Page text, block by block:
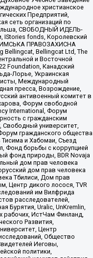
христианское
Предприятий,
сеть организаций по
СВОБОДНЫЙ ИДЕЛЬ-
IStories fonds, Королевский
ПРАВОЗАХИСНА
Bellingcat, Bellingcat Ltd, The
и Восточной
Foundation, Канадский
Лорье, Украинская
Международный
пресса, Возрождение,
антивоенный комитет в
Форум свободной
International, Форум
с гражданским
Свободный университет,
гражданского общества
и Хабомаи, Съезд
Фонд борьбы с коррупцией
фонд природы, BDR Novaja
дом прав человека
дом прав человека
Тбилиси, Дом прав
Центр дикого лосося, TVR
им Вилфрида
расследователей,
Бурятия, Uralic, UnKremlin,
рабочих, ИстЧам Финланд,
Развития,
Центр
Общество
Иеговы,
политики,